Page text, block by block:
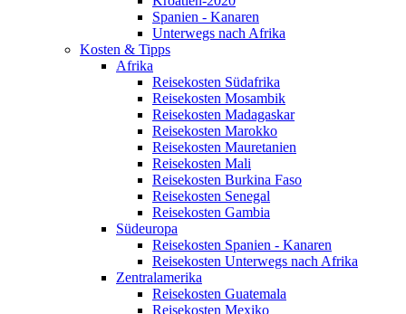
Spanien - Kanaren
Unterwegs nach Afrika
Kosten & Tipps
Afrika
Reisekosten Südafrika
Reisekosten Mosambik
Reisekosten Madagaskar
Reisekosten Marokko
Reisekosten Mauretanien
Reisekosten Mali
Reisekosten Burkina Faso
Reisekosten Senegal
Reisekosten Gambia
Südeuropa
Reisekosten Spanien - Kanaren
Reisekosten Unterwegs nach Afrika
Zentralamerika
Reisekosten Guatemala
Reisekosten Mexiko